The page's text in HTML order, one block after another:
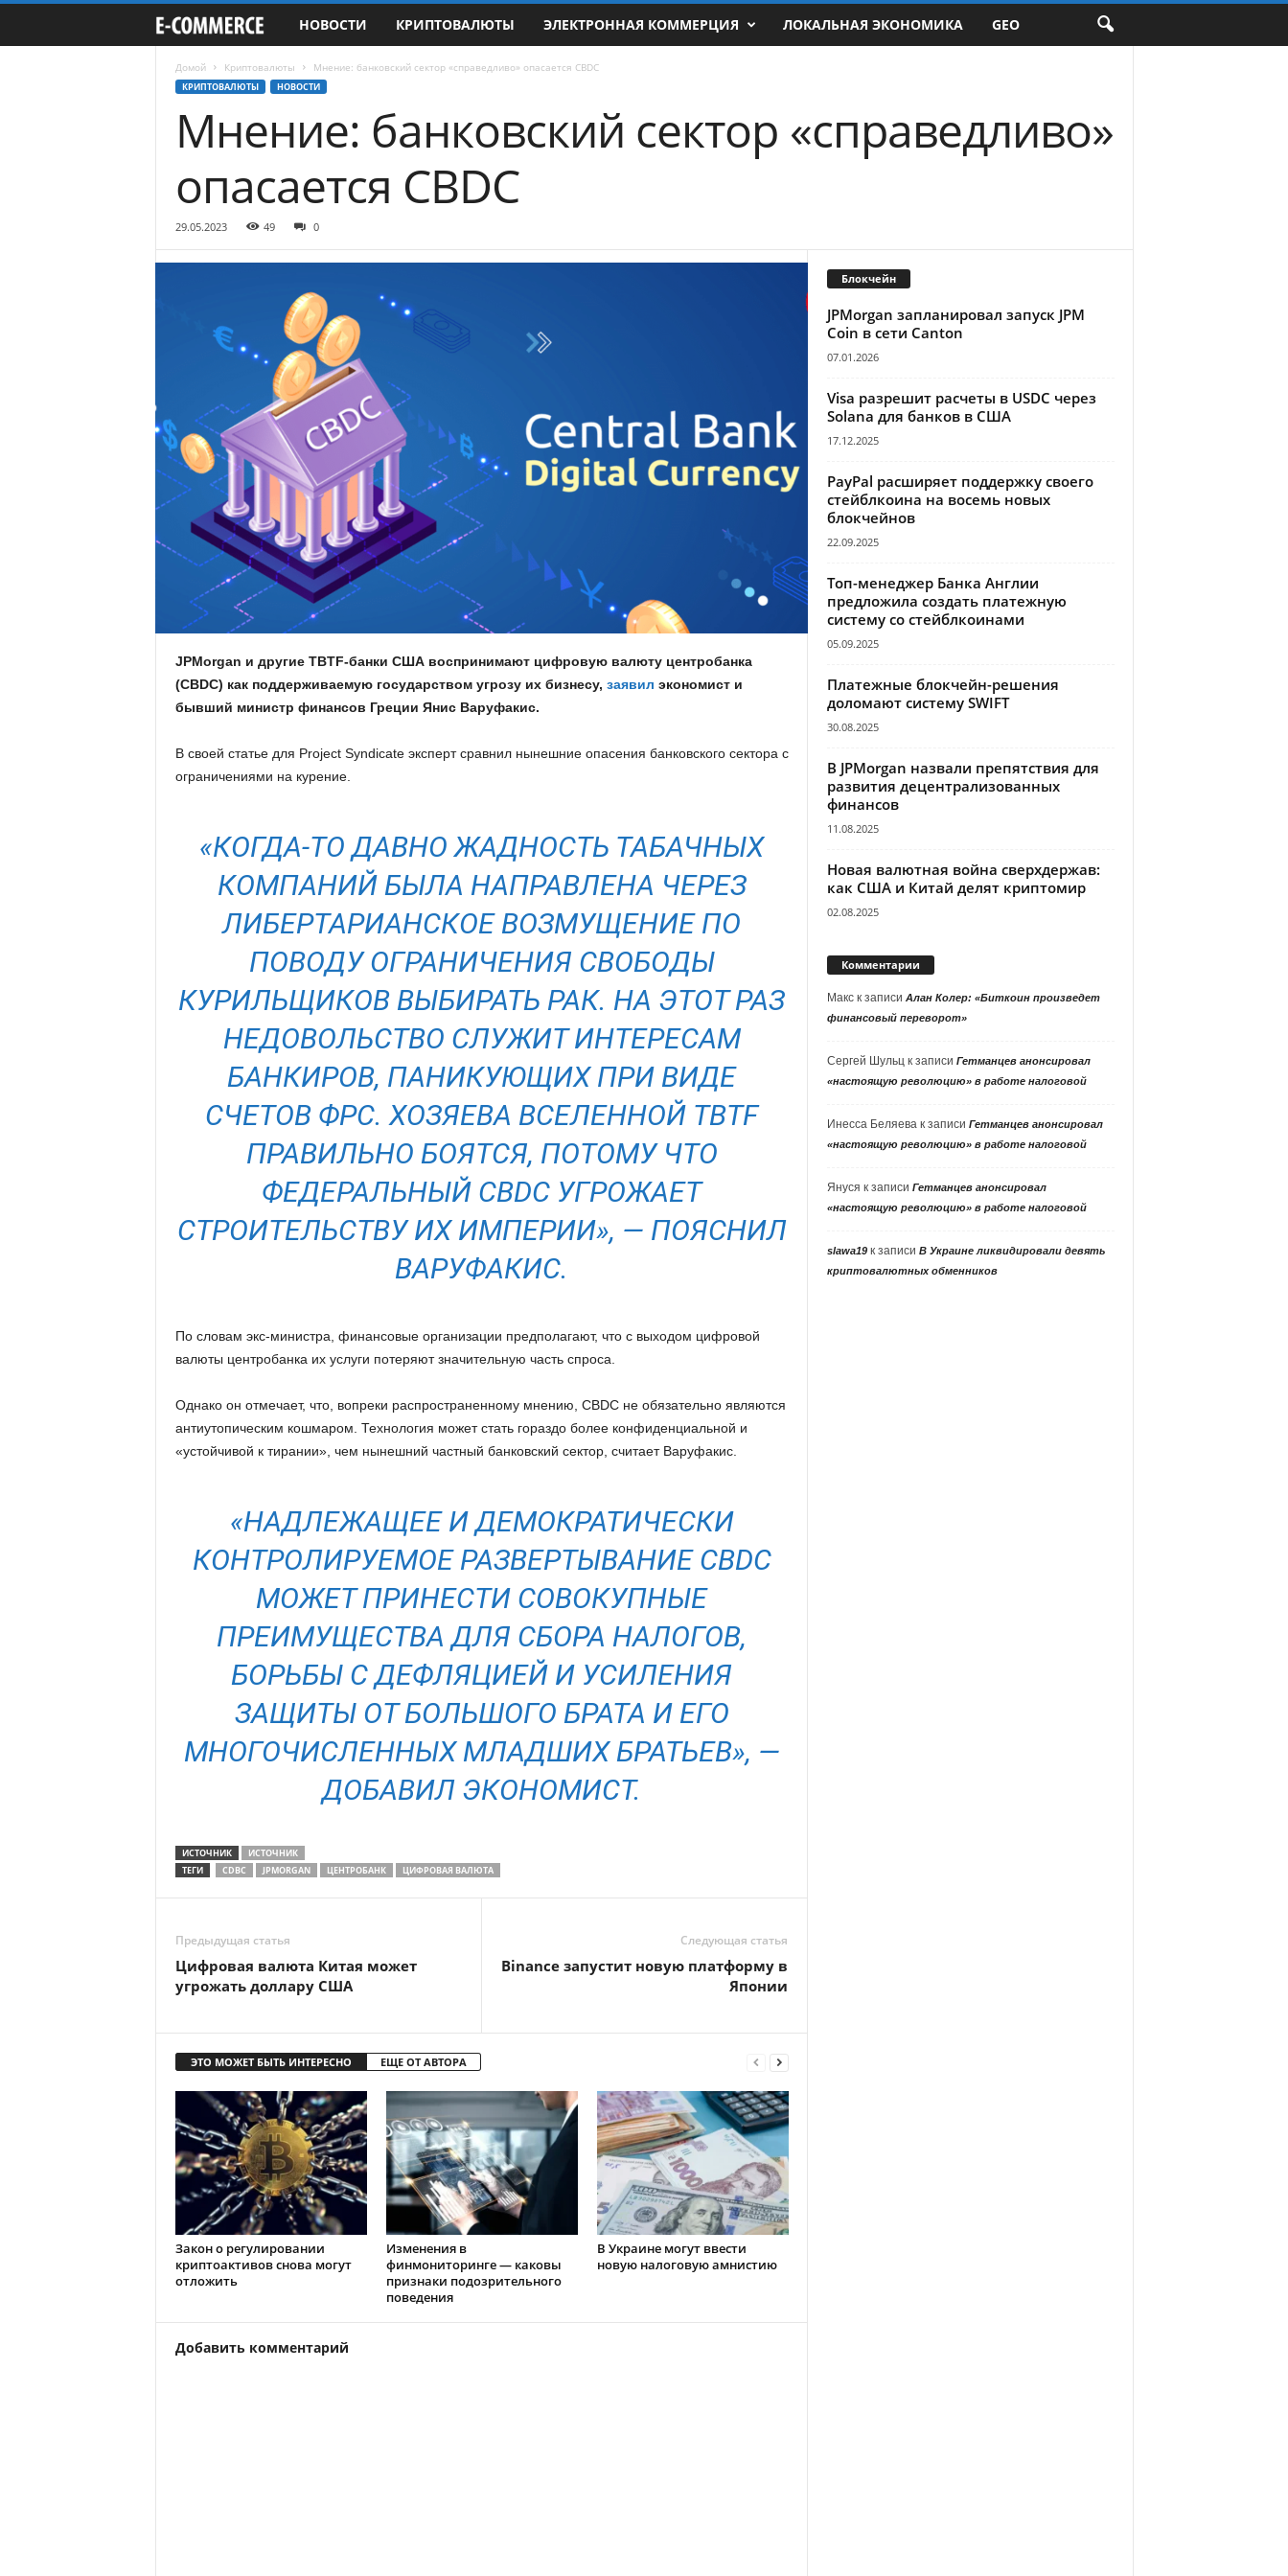
-
o
m
r
c
e
.
c
m
u
НОВОСТИ КРИПТОВАЛЮТЫ ЭЛЕКТРОННАЯ КОММЕРЦИЯ ЛОКАЛЬНАЯ ЭКОНОМИКА GEO
Домой Криптовалюты Мнение: банковский сектор «справедливо» опасается CBDC
КРИПТОВАЛЮТЫ НОВОСТИ
Мнение: банковский сектор «справедливо»
опасается CBDC
29.05.2023 49 0
JPMorgan и другие TBTF-банки США воспринимают цифровую валюту центробанка
(CBDC) как поддерживаемую государством угрозу их бизнесу, заявил экономист и
бывший министр финансов Греции Янис Варуфакис.
В своей статье для Project Syndicate эксперт сравнил нынешние опасения банковского сектора с
ограничениями на курение.
«КОГДА-ТО ДАВНО ЖАДНОСТЬ ТАБАЧНЫХ
КОМПАНИЙ БЫЛА НАПРАВЛЕНА ЧЕРЕЗ
ЛИБЕРТАРИАНСКОЕ ВОЗМУЩЕНИЕ ПО
ПОВОДУ ОГРАНИЧЕНИЯ СВОБОДЫ
КУРИЛЬЩИКОВ ВЫБИРАТЬ РАК. НА ЭТОТ РАЗ
НЕДОВОЛЬСТВО СЛУЖИТ ИНТЕРЕСАМ
БАНКИРОВ, ПАНИКУЮЩИХ ПРИ ВИДЕ
СЧЕТОВ ФРС. ХОЗЯЕВА ВСЕЛЕННОЙ TBTF
ПРАВИЛЬНО БОЯТСЯ, ПОТОМУ ЧТО
ФЕДЕРАЛЬНЫЙ CBDC УГРОЖАЕТ
СТРОИТЕЛЬСТВУ ИХ ИМПЕРИИ», — ПОЯСНИЛ
ВАРУФАКИС.
По словам экс-министра, финансовые организации предполагают, что с выходом цифровой
валюты центробанка их услуги потеряют значительную часть спроса.
Однако он отмечает, что, вопреки распространенному мнению, CBDC не обязательно являются
антиутопическим кошмаром. Технология может стать гораздо более конфиденциальной и
«устойчивой к тирании», чем нынешний частный банковский сектор, считает Варуфакис.
«НАДЛЕЖАЩЕЕ И ДЕМОКРАТИЧЕСКИ
КОНТРОЛИРУЕМОЕ РАЗВЕРТЫВАНИЕ CBDC
МОЖЕТ ПРИНЕСТИ СОВОКУПНЫЕ
ПРЕИМУЩЕСТВА ДЛЯ СБОРА НАЛОГОВ,
БОРЬБЫ С ДЕФЛЯЦИЕЙ И УСИЛЕНИЯ
ЗАЩИТЫ ОТ БОЛЬШОГО БРАТА И ЕГО
МНОГОЧИСЛЕННЫХ МЛАДШИХ БРАТЬЕВ», —
ДОБАВИЛ ЭКОНОМИСТ.
ИСТОЧНИК
ИСТОЧНИК
ТЕГИ
CDBC JPMORGAN ЦЕНТРОБАНК ЦИФРОВАЯ ВАЛЮТА
Предыдущая статья
Цифровая валюта Китая может
угрожать доллару США
Следующая статья
Binance запустит новую платформу в
Японии
ЭТО МОЖЕТ БЫТЬ ИНТЕРЕСНО ЕЩЕ ОТ АВТОРА
Закон о регулировании
криптоактивов снова могут
отложить
Изменения в
финмониторинге — каковы
признаки подозрительного
поведения
В Украине могут ввести
новую налоговую амнистию
Добавить комментарий
Блокчейн
JPMorgan запланировал запуск JPM
Coin в сети Canton
07.01.2026
Visa разрешит расчеты в USDC через
Solana для банков в США
17.12.2025
PayPal расширяет поддержку своего
стейблкоина на восемь новых
блокчейнов
22.09.2025
Топ-менеджер Банка Англии
предложила создать платежную
систему со стейблкоинами
05.09.2025
Платежные блокчейн-решения
доломают систему SWIFT
30.08.2025
В JPMorgan назвали препятствия для
развития децентрализованных
финансов
11.08.2025
Новая валютная война сверхдержав:
как США и Китай делят криптомир
02.08.2025
Комментарии
Макск записи Алан Колер: «Биткоин произведет
финансовый переворот»
Сергей Шульцк записи Гетманцев анонсировал
«настоящую революцию» в работе налоговой
Инесса Беляевак записи Гетманцев анонсировал
«настоящую революцию» в работе налоговой
Януся к записи Гетманцев анонсировал
«настоящую революцию» в работе налоговой
slawa19к записи В Украине ликвидировали девять
криптовалютных обменников